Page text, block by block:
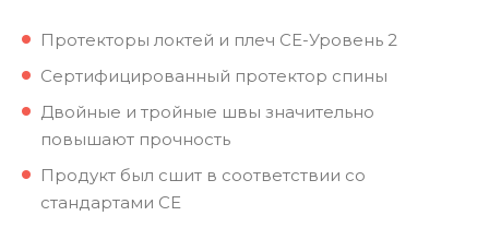
Протекторы локтей и плеч CE-Уровень 2
Сертифицированный протектор спины
Двойные и тройные швы значительно
повышают прочность
Продукт был сшит в соответствии со
стандартами CE